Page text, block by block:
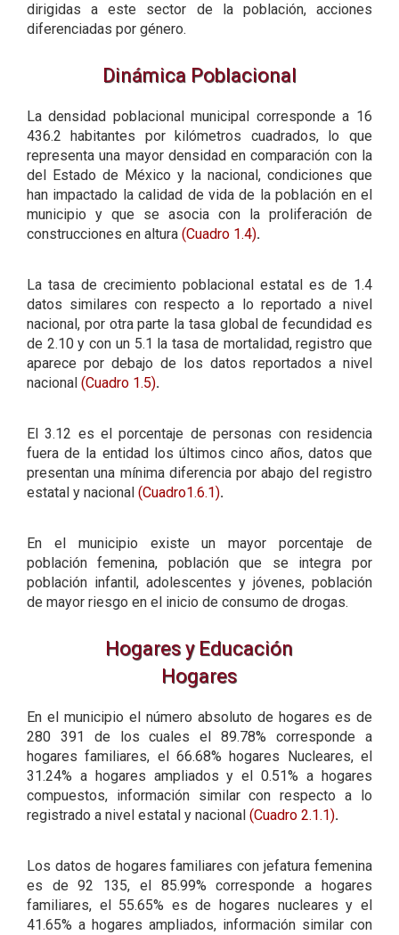
dirigidas a este sector de la población, acciones
diferenciadas por género.
Dinámica Poblacional
La densidad poblacional municipal corresponde a 16
436.2 habitantes por kilómetros cuadrados, lo que
representa una mayor densidad en comparación con la
del Estado de México y la nacional, condiciones que
han impactado la calidad de vida de la población en el
municipio y que se asocia con la proliferación de
construcciones en altura (Cuadro 1.4).
La tasa de crecimiento poblacional estatal es de 1.4
datos similares con respecto a lo reportado a nivel
nacional, por otra parte la tasa global de fecundidad es
de 2.10 y con un 5.1 la tasa de mortalidad, registro que
aparece por debajo de los datos reportados a nivel
nacional (Cuadro 1.5).
El 3.12 es el porcentaje de personas con residencia
fuera de la entidad los últimos cinco años, datos que
presentan una mínima diferencia por abajo del registro
estatal y nacional (Cuadro1.6.1).
En el municipio existe un mayor porcentaje de
población femenina, población que se integra por
población infantil, adolescentes y jóvenes, población
de mayor riesgo en el inicio de consumo de drogas.
Hogares y Educación
Hogares
En el municipio el número absoluto de hogares es de
280 391 de los cuales el 89.78% corresponde a
hogares familiares, el 66.68% hogares Nucleares, el
31.24% a hogares ampliados y el 0.51% a hogares
compuestos, información similar con respecto a lo
registrado a nivel estatal y nacional (Cuadro 2.1.1).
Los datos de hogares familiares con jefatura femenina
es de 92 135, el 85.99% corresponde a hogares
familiares, el 55.65% es de hogares nucleares y el
41.65% a hogares ampliados, información similar con